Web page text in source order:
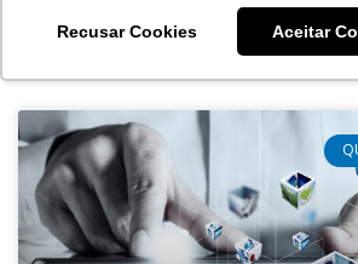
Recusar Cookies Aceitar
Blog